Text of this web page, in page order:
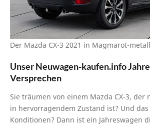
Der Mazda CX-3 2021 in Magmarot-
Unser Neuwagen-kaufen.info
Versprechen
Sie träumen von einem Mazda CX-3, der
in hervorragendem Zustand ist? Und
Konditionen? Dann ist ein Jahreswagen